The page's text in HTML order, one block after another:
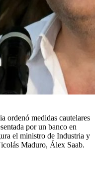
ordenó medidas cautelares
por un banco en
el ministro de Industria y
Maduro, Álex Saab.